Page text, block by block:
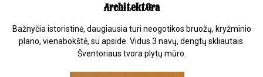
Architektūra
Bažnyčia istoristinė, daugiausia turi neogotikos bruožų, kryžminio
plano, vienabokštė, su apside. Vidus 3 navų, dengtų skliautais.
Šventoriaus tvora plytų mūro.